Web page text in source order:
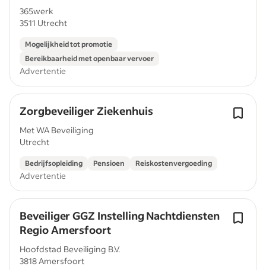
365werk
3511 Utrecht
Mogelijkheid tot promotie
Bereikbaarheid met openbaar vervoer
Advertentie
Zorgbeveiliger Ziekenhuis
Met WA Beveiliging
Utrecht
Bedrijfsopleiding Pensioen Reiskostenvergoeding
Advertentie
Beveiliger GGZ Instelling Nachtdiensten
Regio Amersfoort
Hoofdstad Beveiliging B.V.
3818 Amersfoort